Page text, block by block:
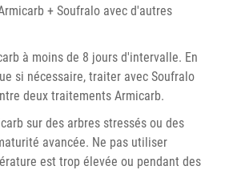
+ Soufralo avec d'autres
à moins de 8 jours d'intervalle. En
si nécessaire, traiter avec Soufralo
deux traitements Armicarb.
sur des arbres stressés ou des
avancée. Ne pas utiliser
est trop élevée ou pendant des